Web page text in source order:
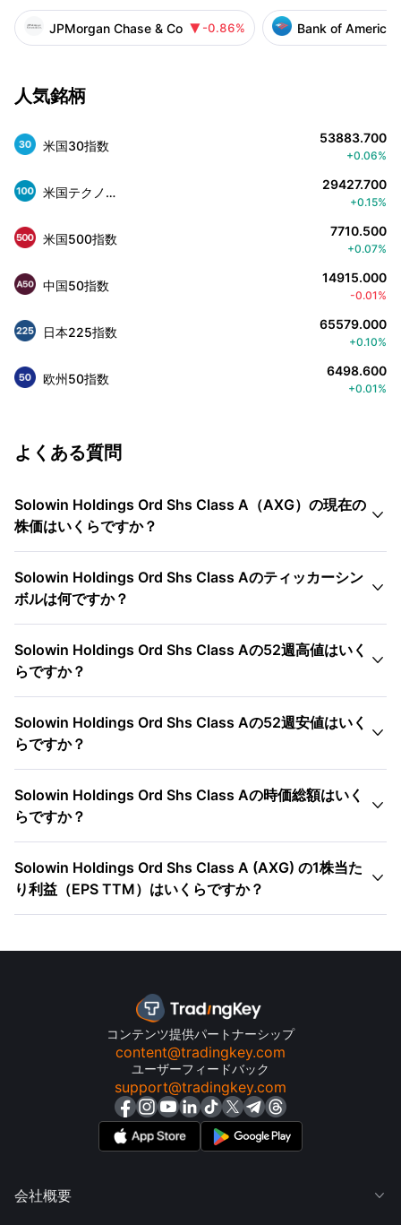
JPMorgan Chase & Co  -0.86% Bank of America
人気銘柄
米国30指数 53883.700
+0.06%
米国テクノロジー株100指数 29427.700
+0.15%
米国500指数 7710.500
+0.07%
中国50指数 14915.000
-0.01%
日本225指数 65579.000
+0.10%
欧州50指数 6498.600
+0.01%
よくある質問
Solowin Holdings Ord Shs Class A（AXG）の現在の
株価はいくらですか？

Solowin Holdings Ord Shs Class Aのティッカーシン
ボルは何ですか？

Solowin Holdings Ord Shs Class Aの52週高値はいく
らですか？

Solowin Holdings Ord Shs Class Aの52週安値はいく
らですか？

Solowin Holdings Ord Shs Class Aの時価総額はいく
らですか？

Solowin Holdings Ord Shs Class A (AXG) の1株当た
り利益（EPS TTM）はいくらですか？

コンテンツ提供パートナーシップ
content@tradingkey.com
ユーザーフィードバック
support@tradingkey.com
会社概要 